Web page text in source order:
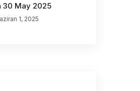
30 May 2025
1, 2025